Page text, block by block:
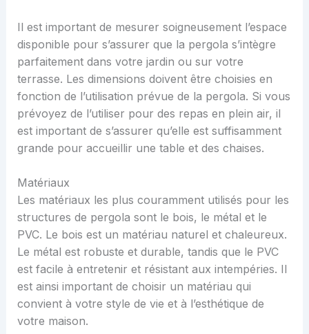
Il est important de mesurer soigneusement l’espace
disponible pour s’assurer que la pergola s’intègre
parfaitement dans votre jardin ou sur votre
terrasse. Les dimensions doivent être choisies en
fonction de l’utilisation prévue de la pergola. Si vous
prévoyez de l’utiliser pour des repas en plein air, il
est important de s’assurer qu’elle est suffisamment
grande pour accueillir une table et des chaises.
Matériaux
Les matériaux les plus couramment utilisés pour les
structures de pergola sont le bois, le métal et le
PVC. Le bois est un matériau naturel et chaleureux.
Le métal est robuste et durable, tandis que le PVC
est facile à entretenir et résistant aux intempéries. Il
est ainsi important de choisir un matériau qui
convient à votre style de vie et à l’esthétique de
votre maison.